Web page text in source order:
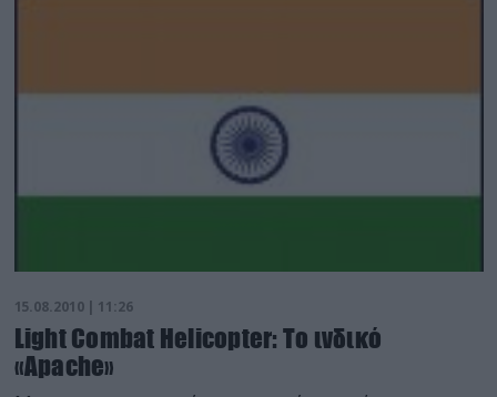
15.08.2010 | 11:26
Light Combat Helicopter: Tο ινδικό
«Apache»